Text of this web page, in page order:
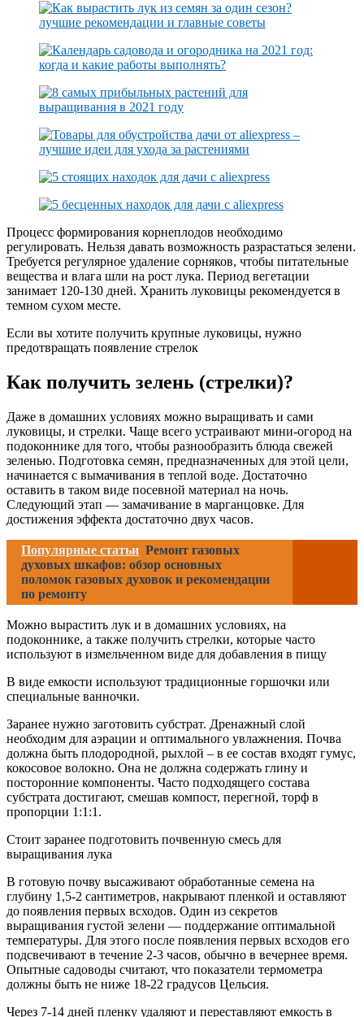
Процесс формирования корнеплодов необходимо
регулировать. Нельзя давать возможность разрастаться зелени.
Требуется регулярное удаление сорняков, чтобы питательные
вещества и влага шли на рост лука. Период вегетации
занимает 120-130 дней. Хранить луковицы рекомендуется в
темном сухом месте.
Если вы хотите получить крупные луковицы, нужно
предотвращать появление стрелок
Как получить зелень (стрелки)?
Даже в домашних условиях можно выращивать и сами
луковицы, и стрелки. Чаще всего устраивают мини-огород на
подоконнике для того, чтобы разнообразить блюда свежей
зеленью. Подготовка семян, предназначенных для этой цели,
начинается с вымачивания в теплой воде. Достаточно
оставить в таком виде посевной материал на ночь.
Следующий этап — замачивание в марганцовке. Для
достижения эффекта достаточно двух часов.
Популярные статьи Ремонт газовых
духовых шкафов: обзор основных
поломок газовых духовок и рекомендации
по ремонту
Можно вырастить лук и в домашних условиях, на
подоконнике, а также получить стрелки, которые часто
используют в измельченном виде для добавления в пищу
В виде емкости используют традиционные горшочки или
специальные ванночки.
Заранее нужно заготовить субстрат. Дренажный слой
необходим для аэрации и оптимального увлажнения. Почва
должна быть плодородной, рыхлой – в ее состав входят гумус,
кокосовое волокно. Она не должна содержать глину и
посторонние компоненты. Часто подходящего состава
субстрата достигают, смешав компост, перегной, торф в
пропорции 1:1:1.
Стоит заранее подготовить почвенную смесь для
выращивания лука
В готовую почву высаживают обработанные семена на
глубину 1,5-2 сантиметров, накрывают пленкой и оставляют
до появления первых всходов. Один из секретов
выращивания густой зелени — поддержание оптимальной
температуры. Для этого после появления первых всходов его
подсвечивают в течение 2-3 часов, обычно в вечернее время.
Опытные садоводы считают, что показатели термометра
должны быть не ниже 18-22 градусов Цельсия.
Через 7-14 дней пленку удаляют и переставляют емкость в